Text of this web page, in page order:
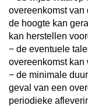
overeenkomst
de hoogte kan
kan herstellen
− de eventuele
overeenkomst kan
− de minimale
geval van een
periodieke